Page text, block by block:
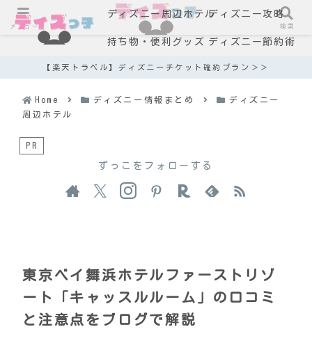
ディズニー周辺ホテルディズニー攻略
持ち物・便利グッズ ディズニー節約術
【楽天トラベル】ディズニーチケット確約プラン＞＞
Home ディズニー情報まとめ
ディズニー
周辺ホテル
PR
東京ベイ舞浜ホテルファーストリゾ
ート「キャッスルルーム」の口コミ
と注意点をブログで解説
ずっこをフォローする
メニュー 検索